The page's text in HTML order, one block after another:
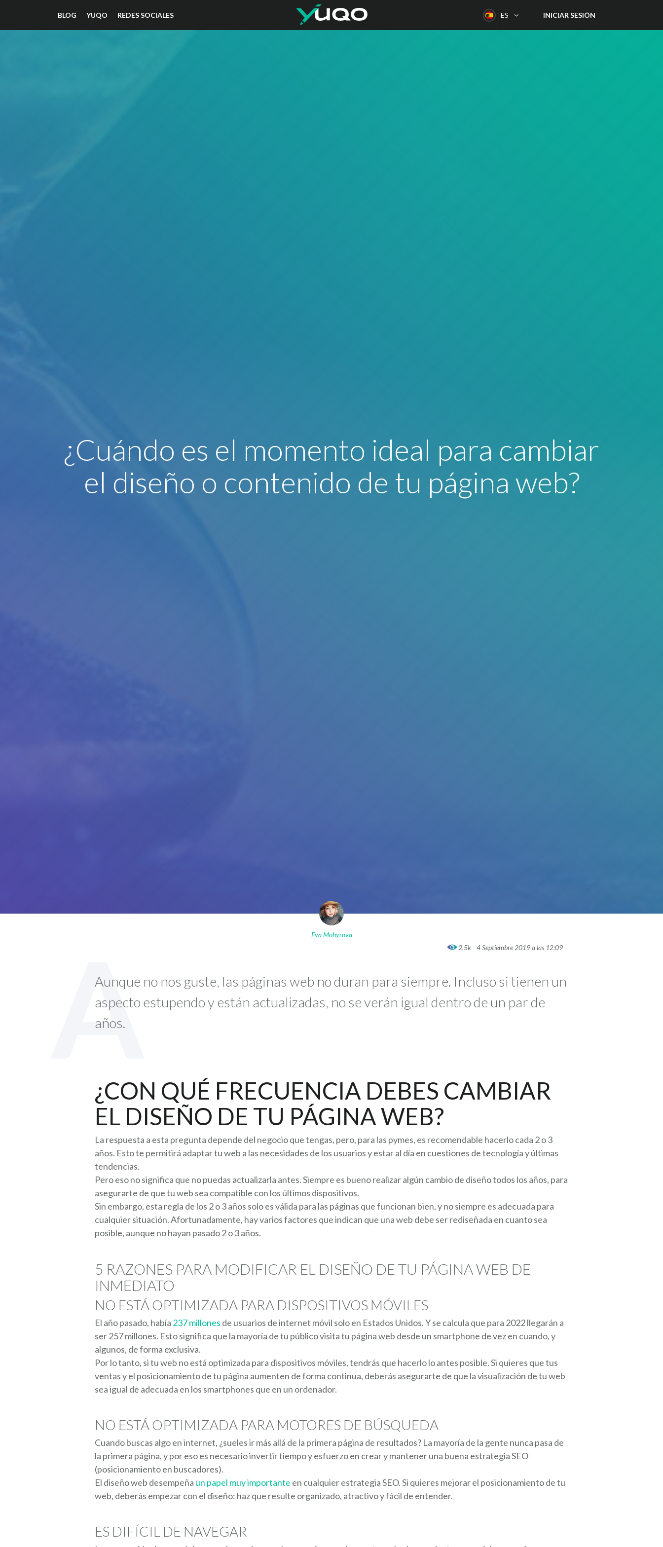
BLOG YUQO REDES SOCIALES INICIAR SESIÓN
ES
¿Cuándo es el momento ideal para cambiar
el diseño o contenido de tu página web?
Eva Mohyrova
2.5k
4 Septiembre 2019 a las 12:09
A
Aunque no nos guste, las páginas web no duran para siempre. Incluso si tienen un
aspecto estupendo y están actualizadas, no se verán igual dentro de un par de
años.
¿CON QUÉ FRECUENCIA DEBES CAMBIAR
EL DISEÑO DE TU PÁGINA WEB?
La respuesta a esta pregunta depende del negocio que tengas, pero, para las pymes, es recomendable hacerlo cada 2 o 3
años. Esto te permitirá adaptar tu web a las necesidades de los usuarios y estar al día en cuestiones de tecnología y últimas
tendencias.
Pero eso no significa que no puedas actualizarla antes. Siempre es bueno realizar algún cambio de diseño todos los años, para
asegurarte de que tu web sea compatible con los últimos dispositivos.
Sin embargo, esta regla de los 2 o 3 años solo es válida para las páginas que funcionan bien, y no siempre es adecuada para
cualquier situación. Afortunadamente, hay varios factores que indican que una web debe ser rediseñada en cuanto sea
posible, aunque no hayan pasado 2 o 3 años.
5 RAZONES PARA MODIFICAR EL DISEÑO DE TU PÁGINA WEB DE
INMEDIATO
NO ESTÁ OPTIMIZADA PARA DISPOSITIVOS MÓVILES
El año pasado, había 237 millones de usuarios de internet móvil solo en Estados Unidos. Y se calcula que para 2022 llegarán a
ser 257 millones. Esto significa que la mayoría de tu público visita tu página web desde un smartphone de vez en cuando, y
algunos, de forma exclusiva.
Por lo tanto, si tu web no está optimizada para dispositivos móviles, tendrás que hacerlo lo antes posible. Si quieres que tus
ventas y el posicionamiento de tu página aumenten de forma continua, deberás asegurarte de que la visualización de tu web
sea igual de adecuada en los smartphones que en un ordenador.
NO ESTÁ OPTIMIZADA PARA MOTORES DE BÚSQUEDA
Cuando buscas algo en internet, ¿sueles ir más allá de la primera página de resultados? La mayoría de la gente nunca pasa de
la primera página, y por eso es necesario invertir tiempo y esfuerzo en crear y mantener una buena estrategia SEO
(posicionamiento en buscadores).
El diseño web desempeña un papel muy importante en cualquier estrategia SEO. Si quieres mejorar el posicionamiento de tu
web, deberás empezar con el diseño: haz que resulte organizado, atractivo y fácil de entender.
ES DIFÍCIL DE NAVEGAR